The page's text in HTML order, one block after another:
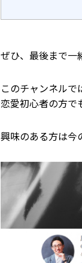
ぜひ、最後まで一
このチャンネルで
恋愛初心者の方で
興味のある方は今